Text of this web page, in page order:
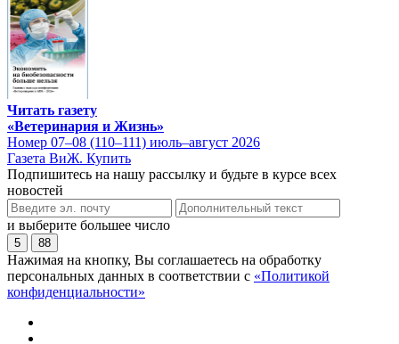
Читать газету
«Ветеринария и Жизнь»
Номер 07–08 (110–111) июль–август 2026
Газета ВиЖ. Купить
Подпишитесь на нашу рассылку и будьте в курсе всех
новостей
и выберите большее число
5 88
Нажимая на кнопку, Вы соглашаетесь на обработку
персональных данных в соответствии с «Политикой
конфиденциальности»